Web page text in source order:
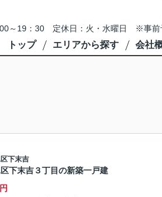
～19：30 定休日：火・水曜日 ※事前
トップ エリアから探す 会社
下末吉
下末吉３丁目の新築一戸建